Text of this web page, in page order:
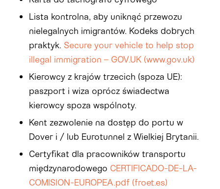
Lista kontrolna, aby uniknąć przewozu
nielegalnych imigrantów. Kodeks dobrych
praktyk. Secure your vehicle to help stop
illegal immigration – GOV.UK (www.gov.uk)
Kierowcy z krajów trzecich (spoza UE):
paszport i wiza oprócz świadectwa
kierowcy spoza wspólnoty.
Kent zezwolenie na dostęp do portu w
Dover i / lub Eurotunnel z Wielkiej Brytanii.
Certyfikat dla pracowników transportu
międzynarodowego CERTIFICADO-DE-LA-
COMISION-EUROPEA.pdf (froet.es)